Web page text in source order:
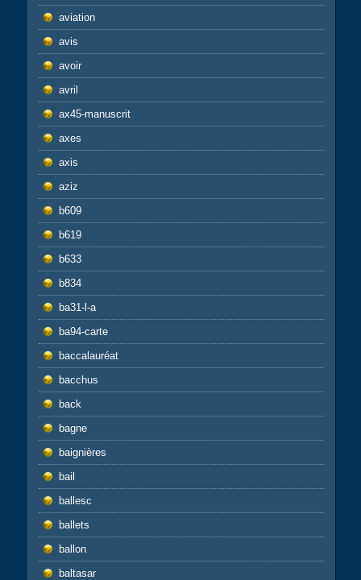
aviation
avis
avoir
avril
ax45-manuscrit
axes
axis
aziz
b609
b619
b633
b834
ba31-l-a
ba94-carte
baccalauréat
bacchus
back
bagne
baignières
bail
ballesc
ballets
ballon
baltasar